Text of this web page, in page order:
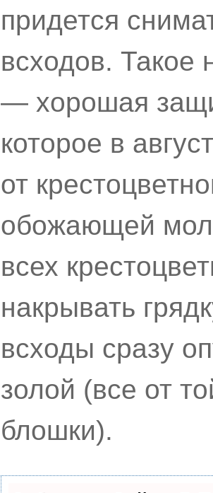
придется
всходов. Такое
— хорошая
которое в
от
обожающей
всех
накрывать
всходы сразу
золой (все от
блошки).